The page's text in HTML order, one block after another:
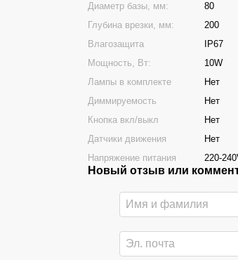
Диаметр базы, мм:
80
Глубина врезки, мм:
200
Влагозащита
IP67
Мощность, Вт:
10W
Лампы в комплекте
Нет
Диммируемость
Нет
Кнопка вкл/выкл
Нет
Датчики движения
Нет
Напряжение питания
220-
Новый отзыв или